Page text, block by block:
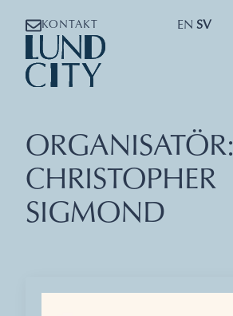
KONTAKT EN SV
ORGANISATÖR:
CHRISTOPHER
SIGMOND